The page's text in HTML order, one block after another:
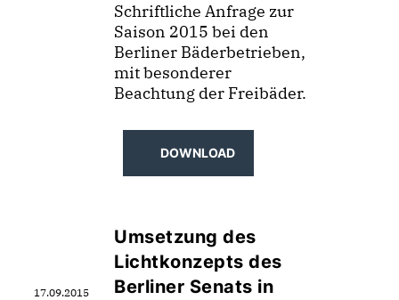
Schriftliche Anfrage zur
Saison 2015 bei den
Berliner Bäderbetrieben,
mit besonderer
Beachtung der Freibäder.
DOWNLOAD
17.09.2015
Umsetzung des
Lichtkonzepts des
Berliner Senats in